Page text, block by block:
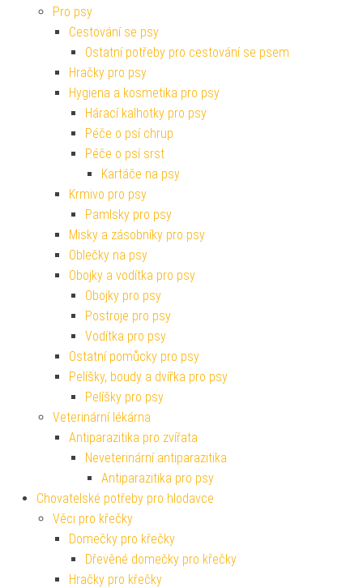
Pro psy
Cestování se psy
Ostatní potřeby pro cestování se psem
Hračky pro psy
Hygiena a kosmetika pro psy
Hárací kalhotky pro psy
Péče o psí chrup
Péče o psí srst
Kartáče na psy
Krmivo pro psy
Pamlsky pro psy
Misky a zásobníky pro psy
Oblečky na psy
Obojky a vodítka pro psy
Obojky pro psy
Postroje pro psy
Vodítka pro psy
Ostatní pomůcky pro psy
Pelíšky, boudy a dvířka pro psy
Pelíšky pro psy
Veterinární lékárna
Antiparazitika pro zvířata
Neveterinární antiparazitika
Antiparazitika pro psy
Chovatelské potřeby pro hlodavce
Věci pro křečky
Domečky pro křečky
Dřevěné domečky pro křečky
Hračky pro křečky